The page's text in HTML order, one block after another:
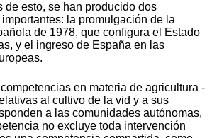
de esto, se han producido dos
la promulgación de la
de 1978, que configura el Estado
y el ingreso de España en las
en materia de agricultura -
al cultivo de la vid y a sus
a las comunidades autónomas,
no excluye toda intervención